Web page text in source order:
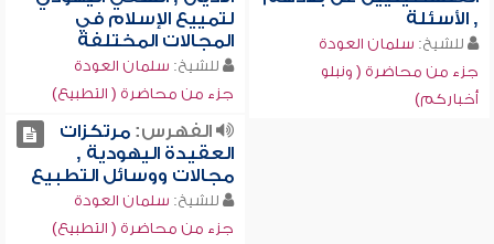
, الأسئلة
للشيخ: سلمان العودة
جزء من محاضرة ( ونبلو
أخباركم)
لتمييع الإسلام في
المجالات المختلفة
للشيخ: سلمان العودة
جزء من محاضرة ( التطبيع)
الفهرس:مرتكزات
العقيدة اليهودية ,
مجالات ووسائل التطبيع
للشيخ: سلمان العودة
جزء من محاضرة ( التطبيع)